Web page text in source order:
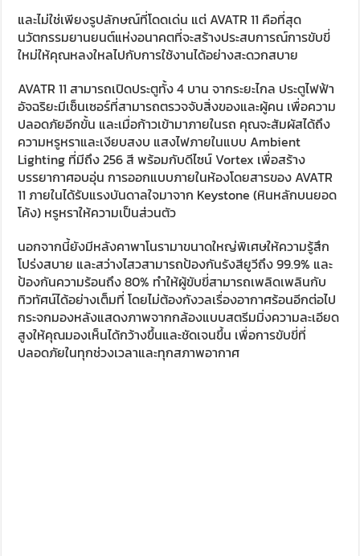
และไม่ใช่เพียงรูปลักษณ์ที่โดดเด่น แต่ AVATR 11 คือที่สุด
นวัตกรรมยานยนต์แห่งอนาคตที่จะสร้างประสบการณ์การขับขี่
ใหม่ให้คุณหลงใหลไปกับการใช้งานได้อย่างสะดวกสบาย
AVATR 11 สามารถเปิดประตูทั้ง 4 บาน จากระยะไกล ประตูไฟฟ้า
อัจฉริยะมีเซ็นเซอร์ที่สามารถตรวจจับสิ่งของและผู้คน เพื่อความ
ปลอดภัยอีกขั้น และเมื่อก้าวเข้ามาภายในรถ คุณจะสัมผัสได้ถึง
ความหรูหราและเงียบสงบ แสงไฟภายในแบบ Ambient
Lighting ที่มีถึง 256 สี พร้อมกับดีไซน์ Vortex เพื่อสร้าง
บรรยากาศอบอุ่น การออกแบบภายในห้องโดยสารของ AVATR
11 ภายในได้รับแรงบันดาลใจมาจาก Keystone (หินหลักบนยอด
โค้ง) หรูหราให้ความเป็นส่วนตัว
นอกจากนี้ยังมีหลังคาพาโนรามาขนาดใหญ่พิเศษให้ความรู้สึก
โปร่งสบาย และสว่างไสวสามารถป้องกันรังสียูวีถึง 99.9% และ
ป้องกันความร้อนถึง 80% ทำให้ผู้ขับขี่สามารถเพลิดเพลินกับ
ทิวทัศน์ได้อย่างเต็มที่ โดยไม่ต้องกังวลเรื่องอากาศร้อนอีกต่อไป
กระจกมองหลังแสดงภาพจากกล้องแบบสตรีมมิ่งความละเอียด
สูงให้คุณมองเห็นได้กว้างขึ้นและชัดเจนขึ้น เพื่อการขับขี่ที่
ปลอดภัยในทุกช่วงเวลาและทุกสภาพอากาศ